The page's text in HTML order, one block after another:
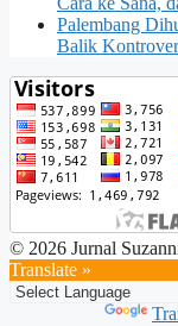
Palembang
Balik
© 2026 Jurnal
Translate »